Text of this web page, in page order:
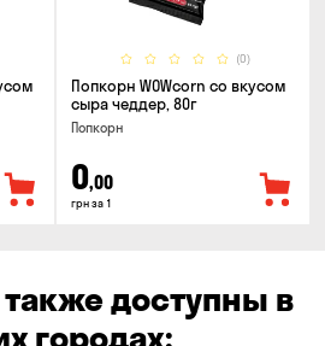
(0)
Попкорн WOWcorn со вкусом
сыра чеддер, 80г
Попкорн
0,00
грн за 1
доступны в
городах: